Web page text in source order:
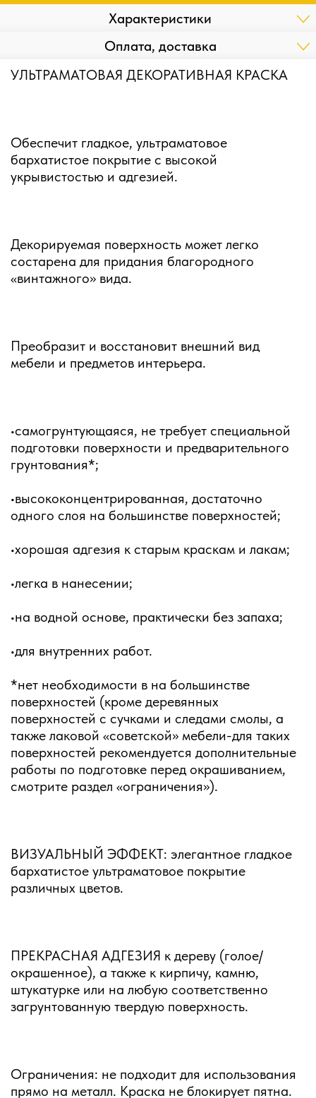
Характеристики
Оплата, доставка
УЛЬТРАМАТОВАЯ ДЕКОРАТИВНАЯ КРАСКА
Обеспечит гладкое, ультраматовое
бархатистое покрытие с высокой
укрывистостью и адгезией.
Декорируемая поверхность может легко
состарена для придания благородного
«винтажного» вида.
Преобразит и восстановит внешний вид
мебели и предметов интерьера.
•самогрунтующаяся, не требует специальной
подготовки поверхности и предварительного
грунтования*;
•высококонцентрированная, достаточно
одного слоя на большинстве поверхностей;
•хорошая адгезия к старым краскам и лакам;
•легка в нанесении;
•на водной основе, практически без запаха;
•для внутренних работ.
*нет необходимости в на большинстве
поверхностей (кроме деревянных
поверхностей с сучками и следами смолы, а
также лаковой «советской» мебели-для таких
поверхностей рекомендуется дополнительные
работы по подготовке перед окрашиванием,
смотрите раздел «ограничения»).
ВИЗУАЛЬНЫЙ ЭФФЕКТ: элегантное гладкое
бархатистое ультраматовое покрытие
различных цветов.
ПРЕКРАСНАЯ АДГЕЗИЯ к дереву (голое/
окрашенное), а также к кирпичу, камню,
штукатурке или на любую соответственно
загрунтованную твердую поверхность.
Ограничения: не подходит для использования
прямо на металл. Краска не блокирует пятна.